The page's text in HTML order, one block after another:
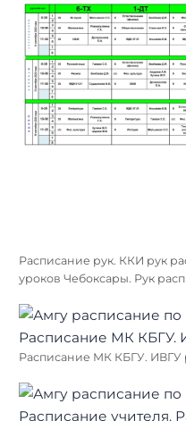
Расписание рук. ККИ рук
уроков Чебоксары. Рук
Расписание МК КБГУ. ИВГУ